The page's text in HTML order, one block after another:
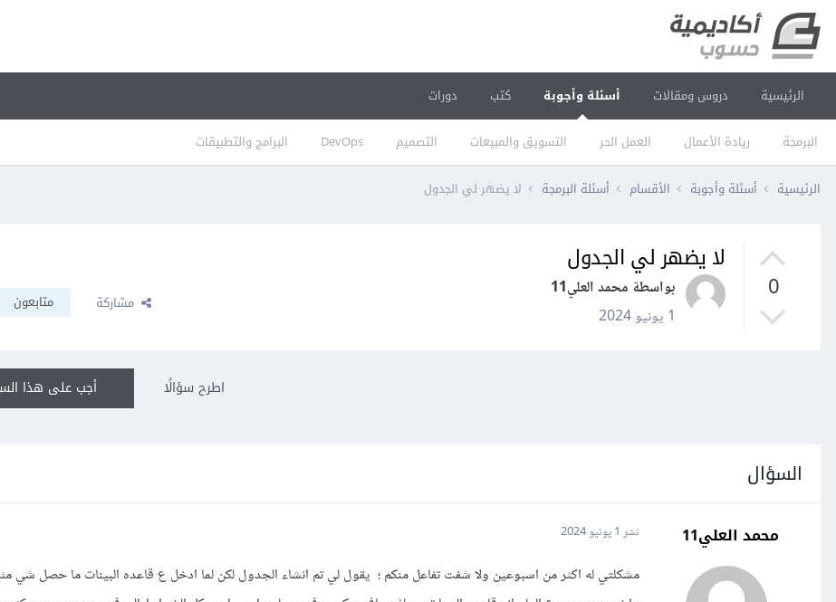
الرئيسية دروس ومقالات أسئلة وأجوبة
البرمجة ريادة الأعمال العمل الحر التسويق والمبيعات التصميم DevOps البرامج والتطبيقات
كتب دورات
الرئيسية أسئلة وأجوبة الأقسام أسئلة البرمجة لا يضهر لي الجدول
0
لا يضهر لي الجدول
بواسطة محمد العلي11
1 يونيو 2024
مشاركة متابعون
أجب على هذا اطرح سؤالًا
السؤال
محمد العلي11 نشر 1 يونيو 2024
مشكلتي له اكثر من اسبوعين ولا شفت تفاعل منكم ؛ يقول لي تم انشاء الجدول لكن لما ادخل ع قاعده البينات ما حصل شي